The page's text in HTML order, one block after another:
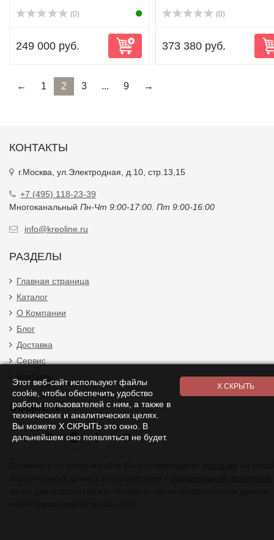
(0)
249 000 руб.
(0)
373 380 руб.
← 1 2 3 ... 9 →
КОНТАКТЫ
г.Москва, ул.Электродная, д.10, стр.13,15
+7 (495) 118-23-39
Многоканальный Пн-Чт 9:00-17:00. Пт 9:00-16:00
info@kreoline.ru
РАЗДЕЛЫ
Главная страница
Каталог
О Компании
Блог
Доставка
Сервис
СОЦСЕТИ
Я
Этот веб-сайт используют файлы
cookie, чтобы обеспечить удобство
работы пользователей с ним, а также в
технических и аналитических целях.
Вы можете Х СКРЫТЬ это окно. В
дальнейшем оно появляться не будет.